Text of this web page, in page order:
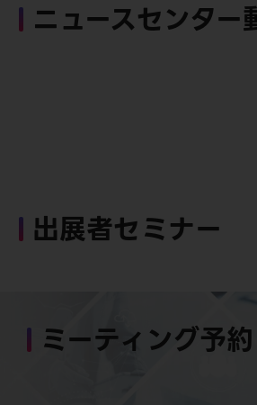
ニュースセンター
出展者セミナー
ミーティング予約